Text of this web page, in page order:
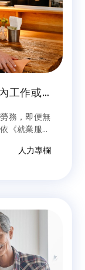
工作或
務，即便無
《就業服務
益。人力專欄